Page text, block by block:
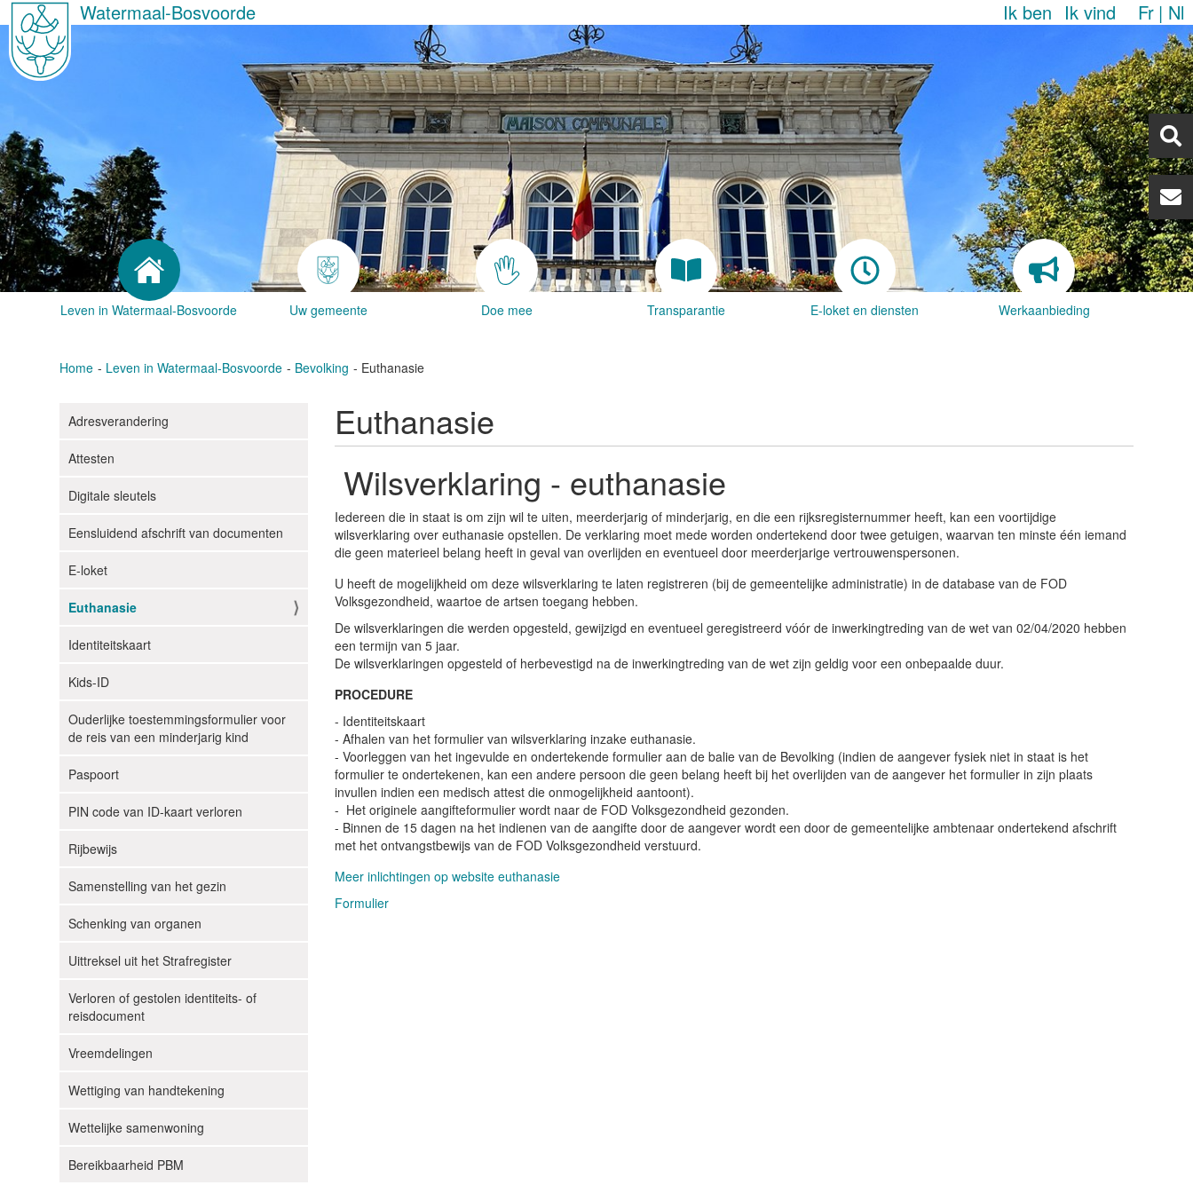
Watermaal-Bosvoorde Ik ben Ik vind Fr Nl
Leven in Watermaal-Bosvoorde Uw gemeente Doe mee Transparantie E-loket en diensten Werkaanbieding
Home Leven in Watermaal-Bosvoorde Bevolking Euthanasie
N
v
i
a
i
e
Adresverandering
Attesten
Digitale sleutels
Eensluidend afschrift van documenten
E-loket
Euthanasie
Identiteitskaart
Kids-ID
Ouderlijke toestemmingsformulier voor
de reis van een minderjarig kind
Paspoort
PIN code van ID-kaart verloren
Rijbewijs
Samenstelling van het gezin
Schenking van organen
Uittreksel uit het Strafregister
Verloren of gestolen identiteits- of
reisdocument
Vreemdelingen
Wettiging van handtekening
Wettelijke samenwoning
Bereikbaarheid PBM
Euthanasie
Wilsverklaring - euthanasie
Iedereen die in staat is om zijn wil te uiten, meerderjarig of minderjarig, en die een rijksregisternummer heeft, kan een voortijdige
wilsverklaring over euthanasie opstellen. De verklaring moet mede worden ondertekend door twee getuigen, waarvan ten minste één iemand
die geen materieel belang heeft in geval van overlijden en eventueel door meerderjarige vertrouwenspersonen.
U heeft de mogelijkheid om deze wilsverklaring te laten registreren (bij de gemeentelijke administratie) in de database van de FOD
Volksgezondheid, waartoe de artsen toegang hebben.
De wilsverklaringen die werden opgesteld, gewijzigd en eventueel geregistreerd vóór de inwerkingtreding van de wet van 02/04/2020 hebben
een termijn van 5 jaar.
De wilsverklaringen opgesteld of herbevestigd na de inwerkingtreding van de wet zijn geldig voor een onbepaalde duur.
PROCEDURE
- Identiteitskaart
- Afhalen van het formulier van wilsverklaring inzake euthanasie.
- Voorleggen van het ingevulde en ondertekende formulier aan de balie van de Bevolking (indien de aangever fysiek niet in staat is het
formulier te ondertekenen, kan een andere persoon die geen belang heeft bij het overlijden van de aangever het formulier in zijn plaats
invullen indien een medisch attest die onmogelijkheid aantoont).
- Het originele aangifteformulier wordt naar de FOD Volksgezondheid gezonden.
- Binnen de 15 dagen na het indienen van de aangifte door de aangever wordt een door de gemeentelijke ambtenaar ondertekend afschrift
met het ontvangstbewijs van de FOD Volksgezondheid verstuurd.
Meer inlichtingen op website euthanasie
Formulier